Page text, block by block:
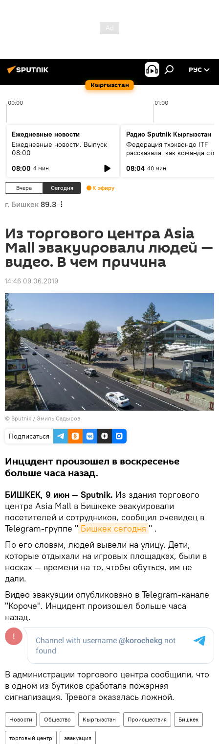
Кыргызстан
РУС
00:00 01:00
Ежедневные новости
Ежедневные новости. Выпуск
08:00
08:00 4 мин
Радио Sputnik Кыргызстан
Федерация тхэквондо ITF
рассказала, как команда
08:04 40 мин
Вчера Сегодня К эфиру
г. Бишкек 89.3
Из торгового центра Asia
Mall эвакуировали людей —
видео. В чем причина
14:46 09.06.2019
© Sputnik / Эмиль Садыров
Подписаться
Инцидент произошел в воскресенье
больше часа назад.
БИШКЕК, 9 июн — Sputnik. Из здания торгового
центра Asia Mall в Бишкеке эвакуировали
посетителей и сотрудников, сообщил очевидец в
Telegram-группе " Бишкек сегодня " .
По его словам, людей вывели на улицу. Дети,
которые отдыхали на игровых площадках, были в
носках — времени на то, чтобы обуться, им не
дали.
Видео эвакуации опубликовано в Telegram-канале
"Короче". Инцидент произошел больше часа
назад.
В администрации торгового центра сообщили, что
в одном из бутиков сработала пожарная
сигнализация. Тревога оказалась ложной.
Новости Общество Кыргызстан Происшествия Бишкек
торговый центр эвакуация